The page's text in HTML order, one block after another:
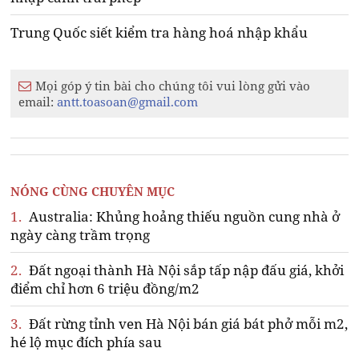
Trung Quốc siết kiểm tra hàng hoá nhập khẩu
Mọi góp ý tin bài cho chúng tôi vui lòng gửi vào
email:antt.toasoan@gmail.com
NÓNG CÙNG CHUYÊN MỤC
1. Australia: Khủng hoảng thiếu nguồn cung nhà ở
ngày càng trầm trọng
2. Đất ngoại thành Hà Nội sắp tấp nập đấu giá, khởi
điểm chỉ hơn 6 triệu đồng/m2
3. Đất rừng tỉnh ven Hà Nội bán giá bát phở mỗi m2,
hé lộ mục đích phía sau